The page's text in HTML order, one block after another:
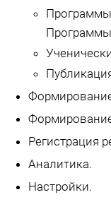
Программы
Регистрация
Аналитика.
Настройки.